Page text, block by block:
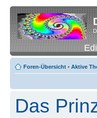
Foren-Übersicht • Aktive
Das